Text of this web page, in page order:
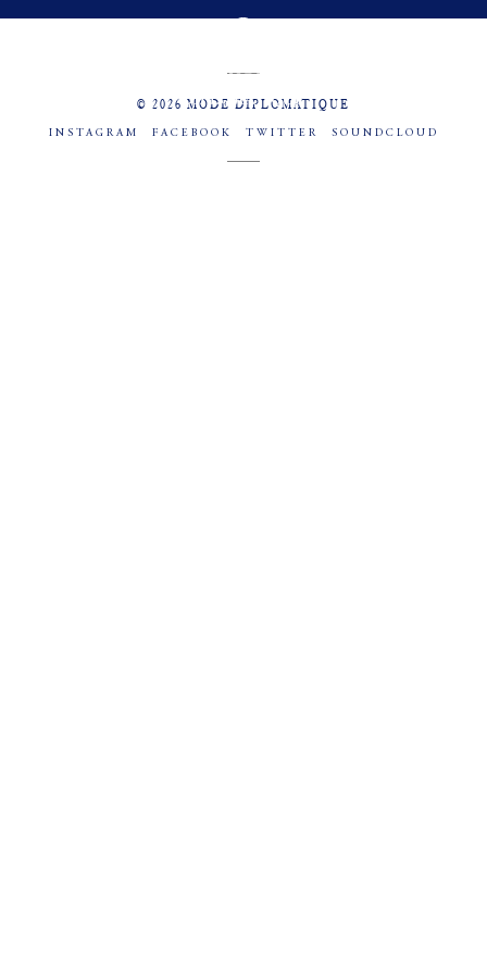
© 2026 MODE DIPLOMATIQUE
INSTAGRAM FACEBOOK TWITTER SOUNDCLOUD